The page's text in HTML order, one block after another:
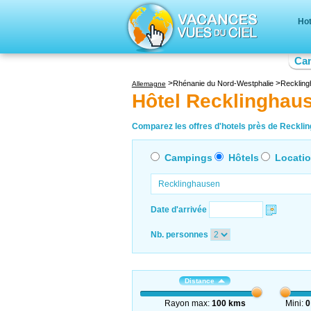
Allemagne Rhénanie du Nord-Westphalie
Hôtel
Comparez les offres d'hotels près de
Campings Hôtels
Date d'arrivée
Nb. personnes
Distance
Rayon max: 100 kms Mini: